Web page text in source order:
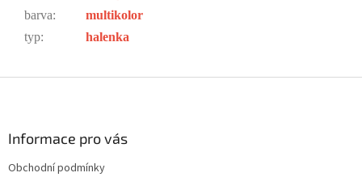
barva:
multikolor
typ: halenka
Informace pro vás
Obchodní podmínky